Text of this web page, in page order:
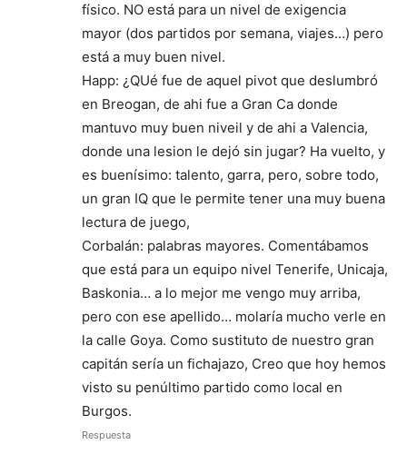
físico. NO está para un nivel de exigencia
mayor (dos partidos por semana, viajes…) pero
está a muy buen nivel.
Happ: ¿QUé fue de aquel pivot que deslumbró
en Breogan, de ahi fue a Gran Ca donde
mantuvo muy buen niveil y de ahi a Valencia,
donde una lesion le dejó sin jugar? Ha vuelto, y
es buenísimo: talento, garra, pero, sobre todo,
un gran IQ que le permite tener una muy buena
lectura de juego,
Corbalán: palabras mayores. Comentábamos
que está para un equipo nivel Tenerife, Unicaja,
Baskonia… a lo mejor me vengo muy arriba,
pero con ese apellido… molaría mucho verle en
la calle Goya. Como sustituto de nuestro gran
capitán sería un fichajazo, Creo que hoy hemos
visto su penúltimo partido como local en
Burgos.
Respuesta